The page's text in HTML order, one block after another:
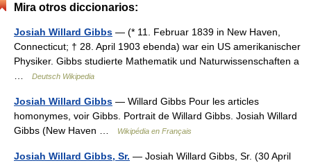
Mira otros diccionarios:
Josiah Willard Gibbs — (* 11. Februar 1839 in New Haven,
Connecticut; † 28. April 1903 ebenda) war ein US amerikanischer
Physiker. Gibbs studierte Mathematik und Naturwissenschaften a
Deutsch Wikipedia
Josiah Willard Gibbs — Willard Gibbs Pour les articles
homonymes, voir Gibbs. Portrait de Willard Gibbs. Josiah Willard
Gibbs (New Haven …
Wikipédia en Français
Josiah Willard Gibbs, Sr. — Josiah Willard Gibbs, Sr. (30 April